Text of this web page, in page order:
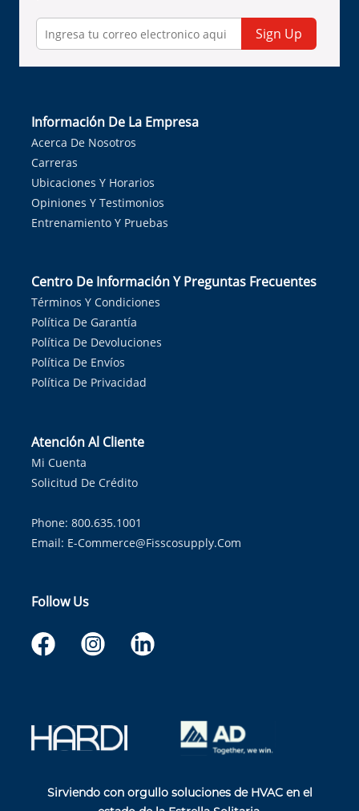
Sign Up
Información De La Empresa
Acerca De Nosotros
Carreras
Ubicaciones Y Horarios
Opiniones Y Testimonios
Entrenamiento Y Pruebas
Centro De Información Y Preguntas Frecuentes
Términos Y Condiciones
Política De Garantía
Política De Devoluciones
Política De Envíos
Política De Privacidad
Atención Al Cliente
Mi Cuenta
Solicitud De Crédito
Phone: 800.635.1001
Email: E-Commerce@fisscosupply.com
Follow Us
Sirviendo con orgullo soluciones de HVAC en el